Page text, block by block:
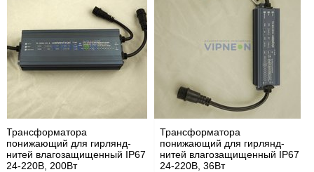
Трансформатора
понижающий для гирлянд-
нитей влагозащищенный IP67
24-220В, 200Вт
Трансформатора
понижающий для гирлянд-
нитей влагозащищенный IP67
24-220В, 36Вт